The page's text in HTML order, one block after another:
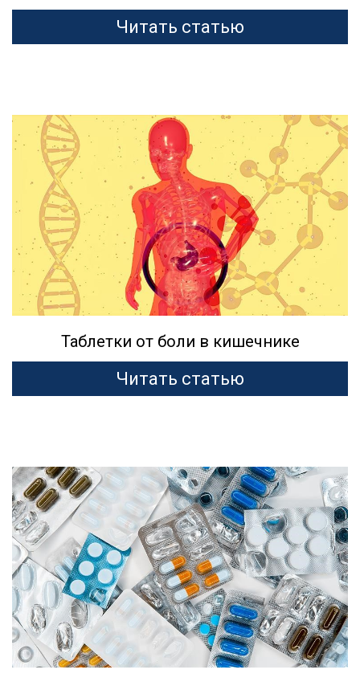
Читать статью
Таблетки от боли в кишечнике
Читать статью